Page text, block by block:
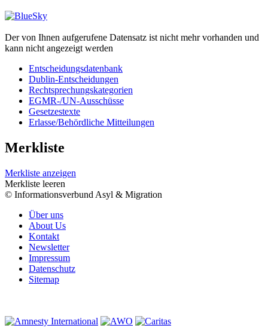
Der von Ihnen aufgerufene Datensatz ist nicht mehr vorhanden und
kann nicht angezeigt werden
Entscheidungsdatenbank
Dublin-Entscheidungen
Rechtsprechungskategorien
EGMR-/UN-Ausschüsse
Gesetzestexte
Erlasse/Behördliche Mitteilungen
Merkliste
Merkliste anzeigen
Merkliste leeren
© Informationsverbund Asyl & Migration
Über uns
About Us
Kontakt
Newsletter
Impressum
Datenschutz
Sitemap